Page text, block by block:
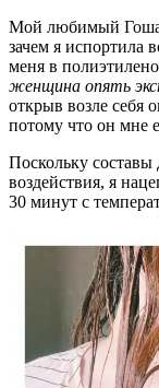
Мой любимый Гоша
зачем я испортила
меня в
женщина опять
открыв возле себя
потому что он мне
Поскольку
воздействия, я
30 минут с